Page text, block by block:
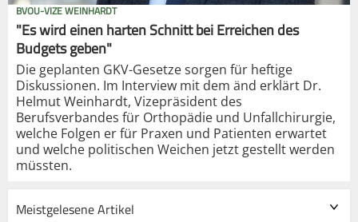
BVOU-VIZE WEINHARDT
"Es wird einen harten Schnitt bei Erreichen des
Budgets geben"
Die geplanten GKV-Gesetze sorgen für heftige
Diskussionen. Im Interview mit dem änd erklärt Dr.
Helmut Weinhardt, Vizepräsident des
Berufsverbandes für Orthopädie und Unfallchirurgie,
welche Folgen er für Praxen und Patienten erwartet
und welche politischen Weichen jetzt gestellt werden
müssten.
Meistgelesene Artikel